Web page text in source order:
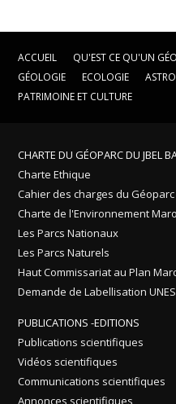
ACCUEIL QU'EST CE QU'UN
GÉOLOGIE
ECOLOGIE
PATRIMOINE ET CULTURE
CHARTE DU GÉOPARC DU JBEL
Charte Ethique
Cahier des charges du Géoparc
Charte de l'Environnement
Les Parcs Nationaux
Les Parcs Naturels
Haut Commissariat au Plan
Demande de Labellisation
PUBLICATIONS -EDITIONS
Publications scientifiques
Vidéos scientifiques
Communications scientifiques
Annonces scientifiques